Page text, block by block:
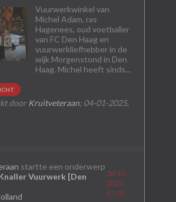
Vuurwerkwinkel van
Michel Adam, ras
Hagenees, oud voetballer
van FC Den Haag en
vuurwerkliefhebber in de
wijk Morgenstond in Den
Haag. Michel heeft sinds...
doorKruitveteraan; 04-01-2025,
startte een onderwerp
Vuurwerk [Den
30-12-
2024,
17:25